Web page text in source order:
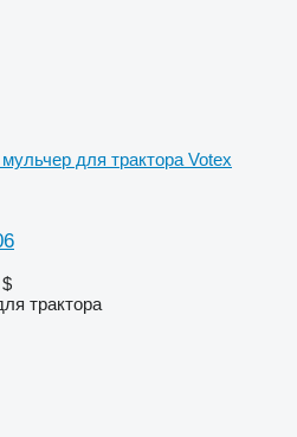
мульчер для трактора Votex
трактора